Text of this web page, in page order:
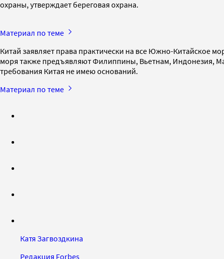
охраны, утверждает береговая охрана.
Материал по теме
Китай заявляет права практически на все Южно-Китайское
моря также предъявляют Филиппины, Вьетнам, Индонезия,
требования Китая не имею оснований.
Материал по теме
Катя Загвоздкина
Редакция Forbes